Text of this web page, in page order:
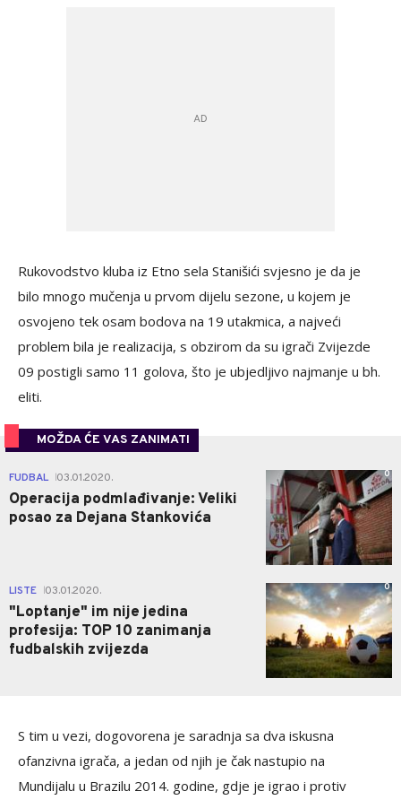
Rukovodstvo kluba iz Etno sela Stanišići svjesno je da je
bilo mnogo mučenja u prvom dijelu sezone, u kojem je
osvojeno tek osam bodova na 19 utakmica, a najveći
problem bila je realizacija, s obzirom da su igrači Zvijezde
09 postigli samo 11 golova, što je ubjedljivo najmanje u bh.
eliti.
MOŽDA ĆE VAS ZANIMATI
FUDBAL 03.01.2020.
Operacija podmlađivanje: Veliki
posao za Dejana Stankovića
0
LISTE 03.01.2020.
"Loptanje" im nije jedina
profesija: TOP 10 zanimanja
fudbalskih zvijezda
0
S tim u vezi, dogovorena je saradnja sa dva iskusna
ofanzivna igrača, a jedan od njih je čak nastupio na
Mundijalu u Brazilu 2014. godine, gdje je igrao i protiv